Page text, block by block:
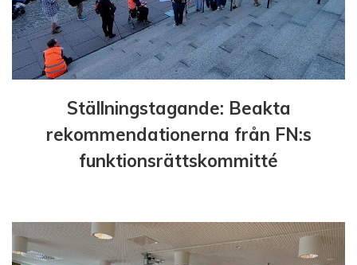
Ställningstagande: Beakta
rekommendationerna från FN:s
funktionsrättskommitté